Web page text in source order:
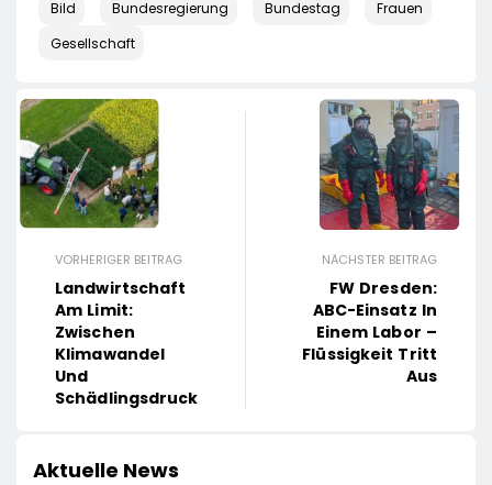
Bild Bundesregierung Bundestag
Frauen
Gesellschaft
VORHERIGER BEITRAG
Landwirtschaft
Am Limit:
Zwischen
Klimawandel
Und
Schädlingsdruck
NÄCHSTER BEITRAG
FW Dresden:
ABC-Einsatz In
Einem Labor –
Flüssigkeit Tritt
Aus
Aktuelle News